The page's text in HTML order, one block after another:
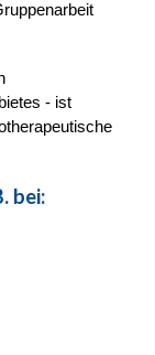
- ist
bei: